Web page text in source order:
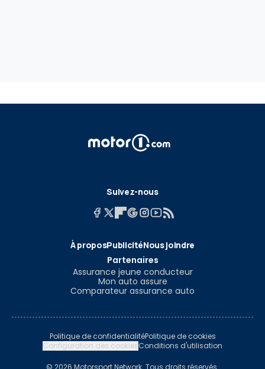
Suivez-nous
À proposPublicitéNous joindre
Partenaires
Assurance jeune conducteur
Mon auto assure
Comparateur assurance auto
Politique de confidentialitéPolitique de cookies
Configuration des cookiesConditions d'utilisation